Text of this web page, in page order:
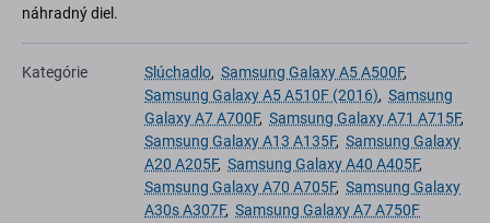
náhradný diel.
Kategórie Slúchadlo, Samsung Galaxy A5 A500F,
Samsung Galaxy A5 A510F (2016), Samsung
Galaxy A7 A700F, Samsung Galaxy A71 A715F,
Samsung Galaxy A13 A135F, Samsung Galaxy
A20 A205F, Samsung Galaxy A40 A405F,
Samsung Galaxy A70 A705F, Samsung Galaxy
A30s A307F, Samsung Galaxy A7 A750F